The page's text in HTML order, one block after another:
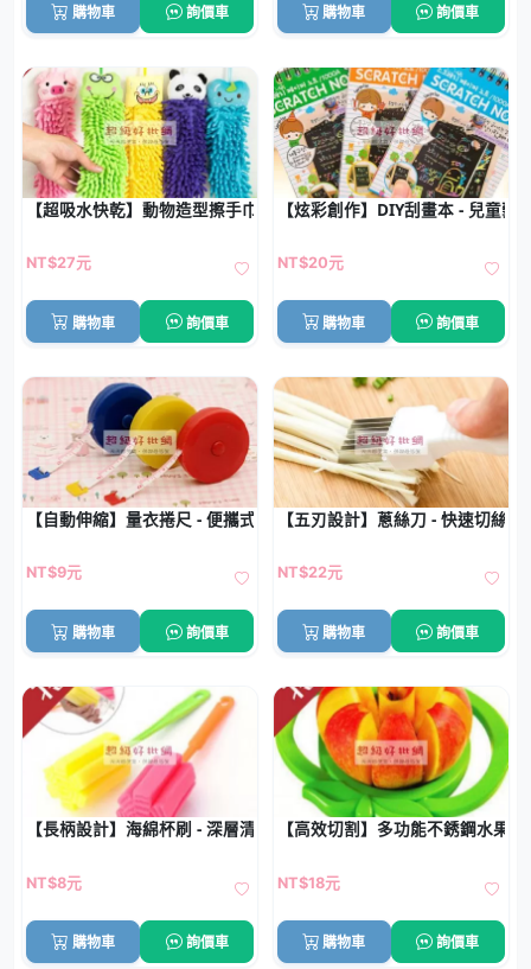
購物車 詢價車 購物車 詢價車
【超吸水快乾】動物造型擦手巾 - 雪尼爾掛式超細纖維毛巾
NT$27元
購物車 詢價車
【炫彩創作】DIY刮畫本 - 兒童藝
NT$20元
購物車 詢價車
【自動伸縮】量衣捲尺 - 便攜式服裝測量尺
NT$9元
購物車 詢價車
【五刃設計】蔥絲刀 - 快速切絲料
NT$22元
購物車 詢價車
【長柄設計】海綿杯刷 - 深層清潔杯具神器
NT$8元
購物車 詢價車
【高效切割】多功能不銹鋼水果
NT$18元
購物車 詢價車